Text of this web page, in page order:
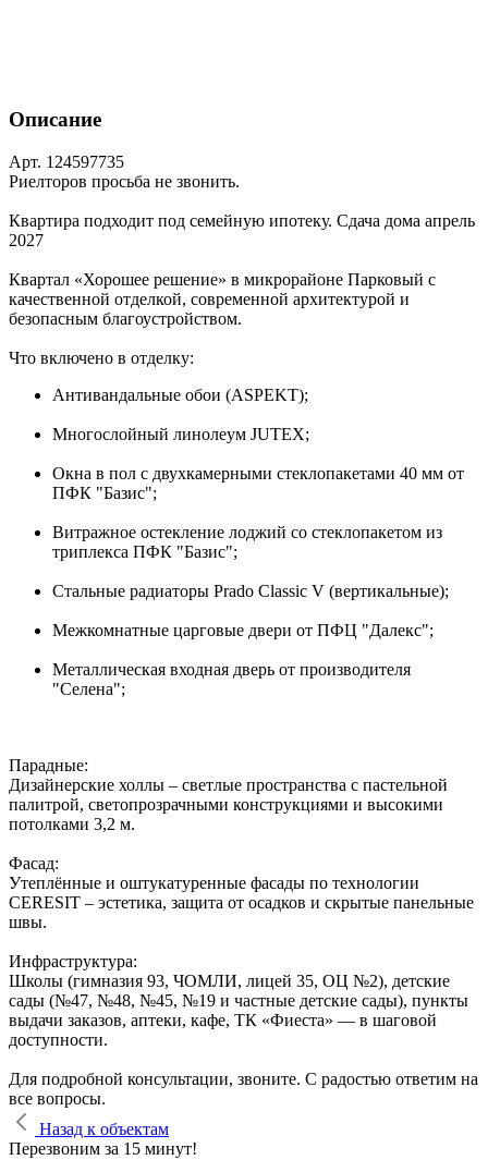
Описание
Арт. 124597735
Риелторов просьба не звонить.
Квартира подходит под семейную ипотеку. Сдача дома апрель
2027
Квартал «Хорошее решение» в микрорайоне Парковый с
качественной отделкой, современной архитектурой и
безопасным благоустройством.
Что включено в отделку:
Антивандальные обои (ASPEKT);
Многослойный линолеум JUTEX;
Окна в пол с двухкамерными стеклопакетами 40 мм от
ПФК "Базис";
Витражное остекление лоджий со стеклопакетом из
триплекса ПФК "Базис";
Стальные радиаторы Prado Classic V (вертикальные);
Межкомнатные царговые двери от ПФЦ "Далекс";
Металлическая входная дверь от производителя
"Селена";
Парадные:
Дизайнерские холлы – светлые пространства с пастельной
палитрой, светопрозрачными конструкциями и высокими
потолками 3,2 м.
Фасад:
Утеплённые и оштукатуренные фасады по технологии
CERESIT – эстетика, защита от осадков и скрытые панельные
швы.
Инфраструктура:
Школы (гимназия 93, ЧОМЛИ, лицей 35, ОЦ №2), детские
сады (№47, №48, №45, №19 и частные детские сады), пункты
выдачи заказов, аптеки, кафе, ТК «Фиеста» — в шаговой
доступности.
Для подробной консультации, звоните. С радостью ответим на
все вопросы.
Назад к объектам
Перезвоним за 15 минут!